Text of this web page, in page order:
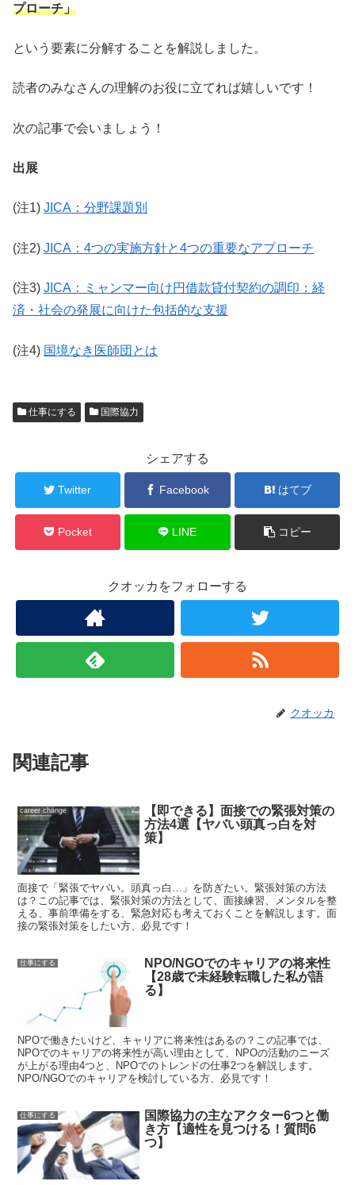
プローチ」
という要素に分解することを解説しました。
読者のみなさんの理解のお役に立てれば嬉しいです！
次の記事で会いましょう！
出展
(注1) JICA：分野課題別
(注2) JICA：4つの実施方針と4つの重要なアプローチ
(注3) JICA：ミャンマー向け円借款貸付契約の調印：経
済・社会の発展に向けた包括的な支援
(注4) 国境なき医師団とは
仕事にする 国際協力
シェアする
Twitter Facebook はてブ
Pocket LINE コピー
クオッカをフォローする
クオッカ
関連記事
career change
【即できる】面接での緊張対策の
方法4選【ヤバい頭真っ白を対
策】
面接で「緊張でヤバい。頭真っ白…」を防ぎたい。緊張対策の方法
は？この記事では、緊張対策の方法として、面接練習、メンタルを整
える、事前準備をする、緊急対応も考えておくことを解説します。面
接の緊張対策をしたい方、必見です！
仕事にする
NPO/NGOでのキャリアの将来性
【28歳で未経験転職した私が語
る】
NPOで働きたいけど、キャリアに将来性はあるの？この記事では、
NPOでのキャリアの将来性が高い理由として、NPOの活動のニーズ
が上がる理由4つと、NPOでのトレンドの仕事2つを解説します。
NPO/NGOでのキャリアを検討している方、必見です！
仕事にする
国際協力の主なアクター6つと働
き方【適性を見つける！質問6
つ】